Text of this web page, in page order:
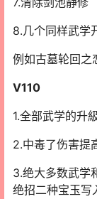
8.几个同样武学
例如古墓轮回之
V110
1.全部武学的升
2.中毒了伤害提
3.绝大多数武学
绝招二种宝玉写